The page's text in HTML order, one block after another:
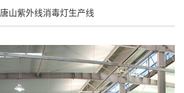
唐山紫外线消毒灯生产线